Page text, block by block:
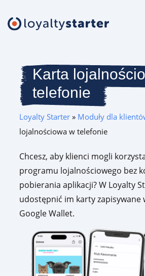
Oferta
Cennik
Zasoby
Testuj za darmo
Karta
telefonie
Loyalty Starter» Moduły dla
lojalnościowa w telefonie
Chcesz, aby klienci mogli
programu lojalnościowego bez
pobierania aplikacji? W Loyalty
udostępnić im karty zapisywane
Google Wallet.